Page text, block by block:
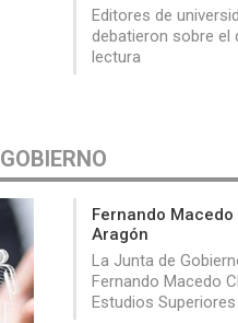
Editores de
debatieron sobre el
lectura
GOBIERNO
Fernando
Aragón
La Junta de
Fernando Macedo
Estudios Superiores